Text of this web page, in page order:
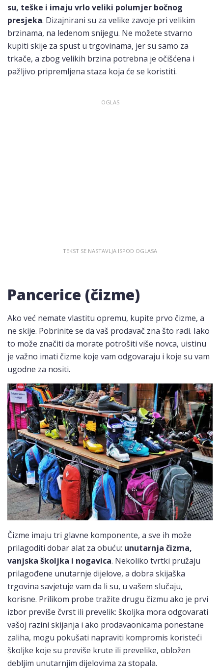
su, teške i imaju vrlo veliki polumjer bočnog
presjeka. Dizajnirani su za velike zavoje pri velikim
brzinama, na ledenom snijegu. Ne možete stvarno
kupiti skije za spust u trgovinama, jer su samo za
trkače, a zbog velikih brzina potrebna je očišćena i
pažljivo pripremljena staza koja će se koristiti.
Pancerice (čizme)
Ako već nemate vlastitu opremu, kupite prvo čizme, a
ne skije. Pobrinite se da vaš prodavač zna što radi. Iako
to može značiti da morate potrošiti više novca, uistinu
je važno imati čizme koje vam odgovaraju i koje su vam
ugodne za nositi.
Čizme imaju tri glavne komponente, a sve ih može
prilagoditi dobar alat za obuću: unutarnja čizma,
vanjska školjka i nogavica. Nekoliko tvrtki pružaju
prilagođene unutarnje dijelove, a dobra skijaška
trgovina savjetuje vam da li su, u vašem slučaju,
korisne. Prilikom probe tražite drugu čizmu ako je prvi
izbor previše čvrst ili prevelik: školjka mora odgovarati
vašoj razini skijanja i ako prodavaonicama ponestane
zaliha, mogu pokušati napraviti kompromis koristeći
školjke koje su previše krute ili prevelike, obložen
debljim unutarnjim dijelovima za stopala.